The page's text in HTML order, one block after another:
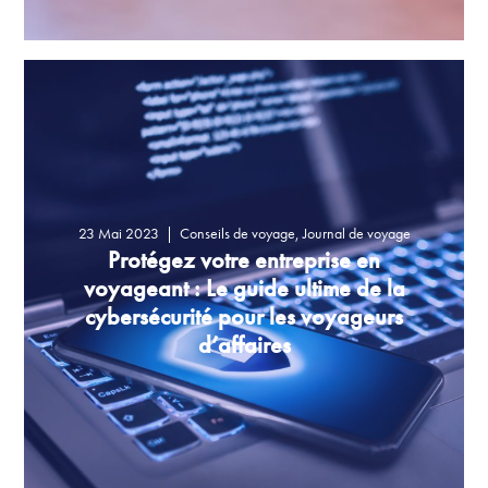
23 Mai 2023 Conseils de voyage,Journal de voyage
Protégez votre entreprise en
voyageant : Le guide ultime de la
cybersécurité pour les voyageurs
d’affaires
L'accès aux données de l'appareil est essentiel pour les
personnes qui voyagent pour leur travail et qui sont souvent...